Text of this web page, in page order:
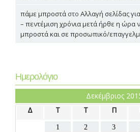
πάμε μπροστά στο Αλλαγή σελίδας
– πεντέμιση χρόνια μετά ήρθε η
μπροστά και σε προσωπικό/
Ημερολόγιο
Δεκέμβριος
Δ
Τ Τ Π
1 2 3